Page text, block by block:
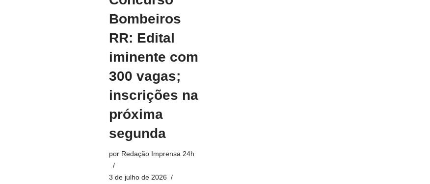
Bombeiros
RR: Edital
iminente com
300 vagas;
inscrições na
próxima
segunda
por Redação Imprensa 24h
3 de julho de 2026